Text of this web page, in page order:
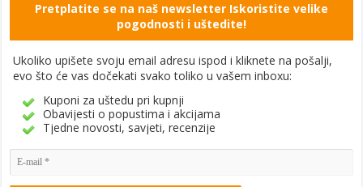
Pretplatite se na naš newsletter Iskoristite velike
pogodnosti i uštedite!
Ukoliko upišete svoju email adresu ispod i kliknete na pošalji,
evo što će vas dočekati svako toliko u vašem inboxu:
Kuponi za uštedu pri kupnji
Obavijesti o popustima i akcijama
Tjedne novosti, savjeti, recenzije